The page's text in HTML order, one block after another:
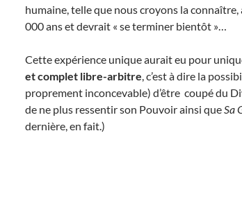
humaine, telle que nous croyons la
000 ans et devrait « se terminer bientôt »…
Cette expérience unique aurait eu pour
et complet libre-arbitre, c’est à dire la
proprement inconcevable) d’être coupé du
de ne plus ressentir son Pouvoir ainsi queSa
dernière, en fait.)